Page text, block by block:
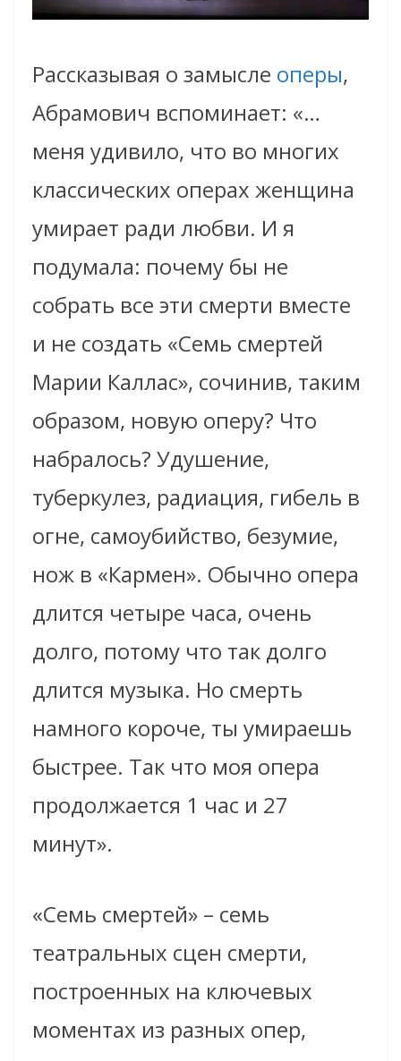
Рассказывая о замысле оперы,
Абрамович вспоминает: «…
меня удивило, что во многих
классических операх женщина
умирает ради любви. И я
подумала: почему бы не
собрать все эти смерти вместе
и не создать «Семь смертей
Марии Каллас», сочинив, таким
образом, новую оперу? Что
набралось? Удушение,
туберкулез, радиация, гибель в
огне, самоубийство, безумие,
нож в «Кармен». Обычно опера
длится четыре часа, очень
долго, потому что так долго
длится музыка. Но смерть
намного короче, ты умираешь
быстрее. Так что моя опера
продолжается 1 час и 27
минут».
«Семь смертей» – семь
театральных сцен смерти,
построенных на ключевых
моментах из разных опер,